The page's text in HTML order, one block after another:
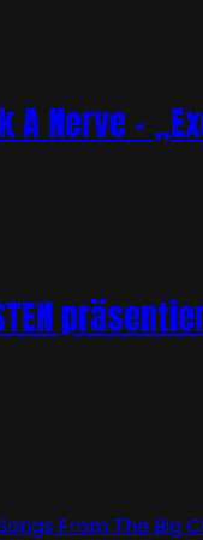
A Nerve –
From The Big